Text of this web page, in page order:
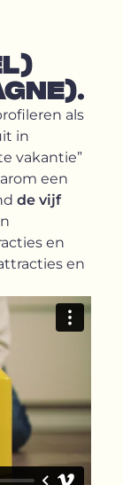
als
in
vakantie”
een
de vijf
en
en